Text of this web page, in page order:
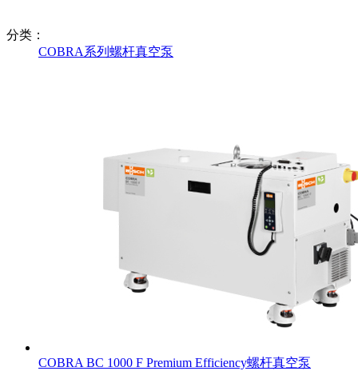
分类：
COBRA系列螺杆真空泵
COBRA BC 1000 F Premium Efficiency螺杆真空泵